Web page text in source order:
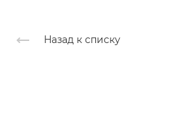
Назад к списку